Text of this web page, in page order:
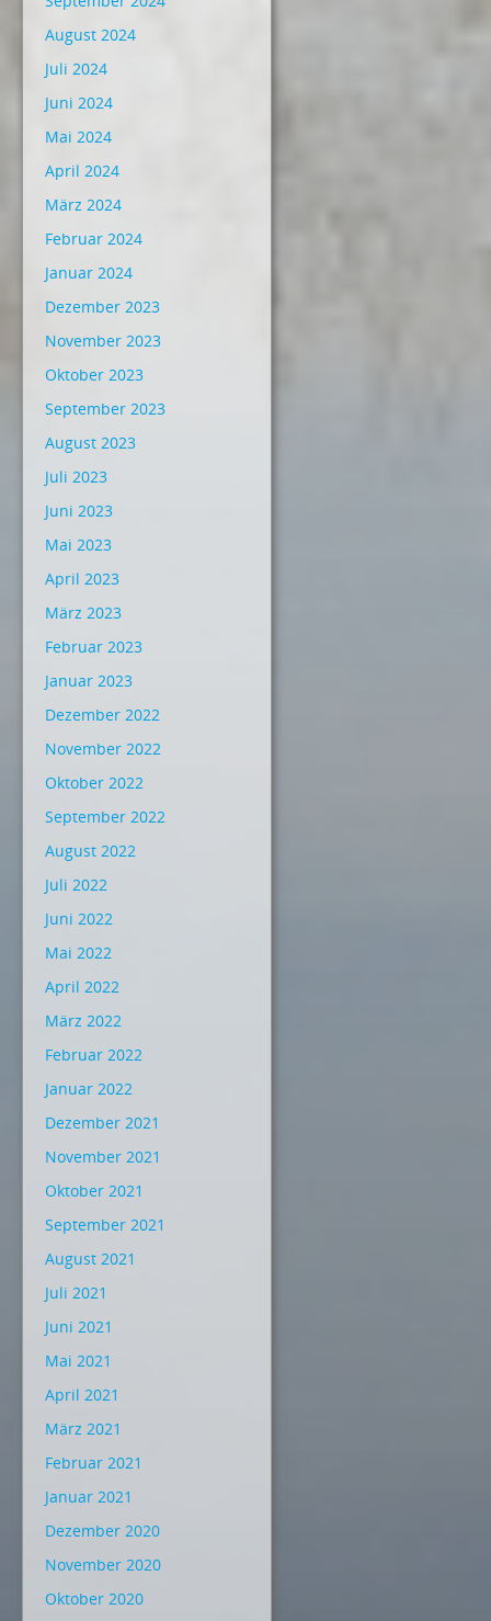
August 2024
Juli 2024
Juni 2024
Mai 2024
April 2024
März 2024
Februar 2024
Januar 2024
Dezember 2023
November 2023
Oktober 2023
September 2023
August 2023
Juli 2023
Juni 2023
Mai 2023
April 2023
März 2023
Februar 2023
Januar 2023
Dezember 2022
November 2022
Oktober 2022
September 2022
August 2022
Juli 2022
Juni 2022
Mai 2022
April 2022
März 2022
Februar 2022
Januar 2022
Dezember 2021
November 2021
Oktober 2021
September 2021
August 2021
Juli 2021
Juni 2021
Mai 2021
April 2021
März 2021
Februar 2021
Januar 2021
Dezember 2020
November 2020
Oktober 2020